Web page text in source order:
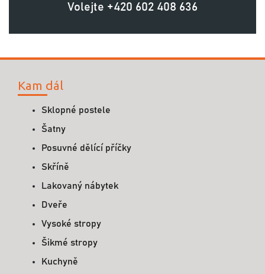
Volejte +420 602 408 636
Kam dál
Sklopné postele
Šatny
Posuvné dělící příčky
Skříně
Lakovaný nábytek
Dveře
Vysoké stropy
Šikmé stropy
Kuchyně